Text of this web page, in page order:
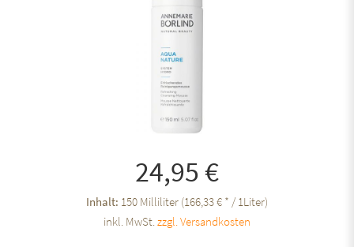
24,95 €
Inhalt: 150 Milliliter (166,33 € * / 1Liter)
inkl. MwSt.zzgl. Versandkosten